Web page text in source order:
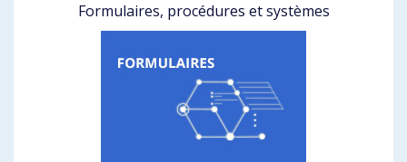
Formulaires, procédures et systèmes